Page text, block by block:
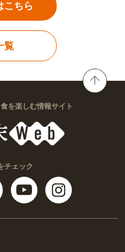
こちら
覧
を楽しむ情報サイト
チェック